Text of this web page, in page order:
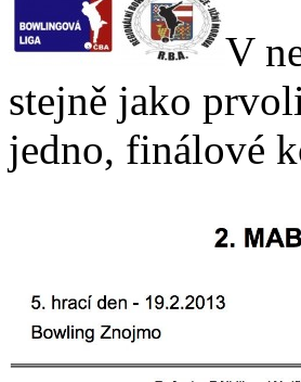
V
stejně jako
jedno, finálové